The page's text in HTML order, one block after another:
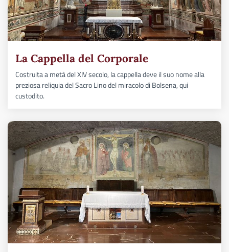
La Cappella del Corporale
Costruita a metà del XIV secolo, la cappella deve il suo nome alla
preziosa reliquia del Sacro Lino del miracolo di Bolsena, qui
custodito.